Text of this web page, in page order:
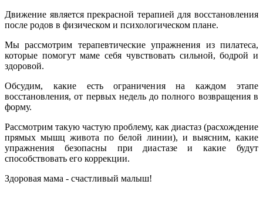
Движение является прекрасной терапией для восстановления
после родов в физическом и психологическом плане.
Мы рассмотрим терапевтические упражнения из пилатеса,
которые помогут маме себя чувствовать сильной, бодрой и
здоровой.
Обсудим, какие есть ограничения на каждом этапе
восстановления, от первых недель до полного возвращения в
форму.
Рассмотрим такую частую проблему, как диастаз (расхождение
прямых мышц живота по белой линии), и выясним, какие
упражнения безопасны при диастазе и какие будут
способствовать его коррекции.
Здоровая мама - счастливый малыш!